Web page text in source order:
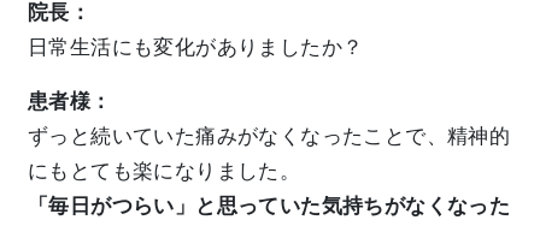
院長：
日常生活にも変化がありましたか？
患者様：
ずっと続いていた痛みがなくなったことで、精神的
にもとても楽になりました。
「毎日がつらい」と思っていた気持ちがなくなった